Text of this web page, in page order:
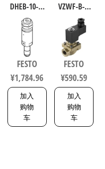
DHEB-10-E-
U-E-P 波纹
管气爪 符
合ISO 8573-
1:2010
1320832
FESTO
¥1,784.96
加入
购物
车
VZWF-B-L-
M22C-G12-
135-1P4-10
力先导式
电磁阀 行
程10mm 符
合EN 12266-
1 1492112
FESTO
¥590.59
加入
购物
车